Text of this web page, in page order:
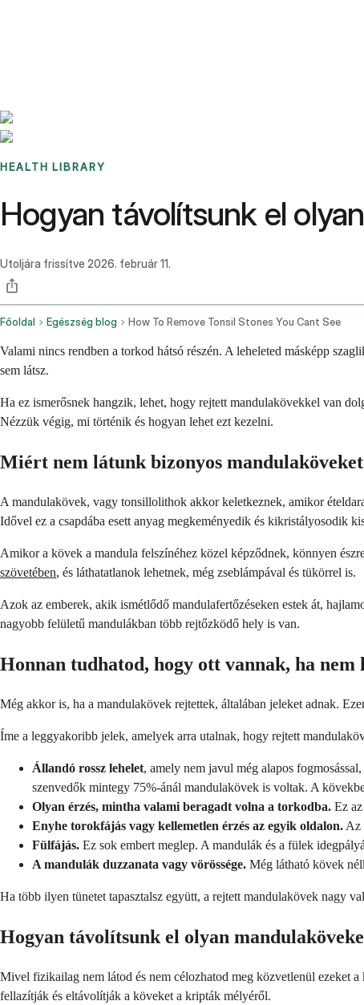
HEALTH LIBRARY
Hogyan távolítsunk el
Utoljára frissítve 2026. február 11.
Főoldal Egészség blog How To Remove Tonsil Stones You Cant See
Valami nincs rendben a torkod hátsó részén. A leheleted másképp
sem látsz.
Ha ez ismerősnek hangzik, lehet, hogy rejtett mandulakövekkel van
Nézzük végig, mi történik és hogyan lehet ezt kezelni.
Miért nem látunk bizonyos
A mandulakövek, vagy tonsillolithok akkor keletkeznek, amikor
Idővel ez a csapdába esett anyag megkeményedik és kikristályosodik
Amikor a kövek a mandula felszínéhez közel képződnek, könnyen
szövetében, és láthatatlanok lehetnek, még zseblámpával és tükörrel is.
Azok az emberek, akik ismétlődő mandulafertőzéseken estek át,
nagyobb felületű mandulákban több rejtőzködő hely is van.
Honnan tudhatod, hogy ott vannak, ha nem
Még akkor is, ha a mandulakövek rejtettek, általában jeleket adnak.
Íme a leggyakoribb jelek, amelyek arra utalnak, hogy rejtett
Állandó rossz lehelet, amely nem javul még alapos
szenvedők mintegy 75%-ánál mandulakövek is voltak. A
Olyan érzés, mintha valami beragadt volna a torkodba. Ez
Enyhe torokfájás vagy kellemetlen érzés az egyik oldalon. Az
Fülfájás. Ez sok embert meglep. A mandulák és a fülek
A mandulák duzzanata vagy vörössége. Még látható kövek
Ha több ilyen tünetet tapasztalsz együtt, a rejtett mandulakövek nagy
Hogyan távolítsunk el olyan
Mivel fizikailag nem látod és nem célozhatod meg közvetlenül ezeket
fellazítják és eltávolítják a köveket a kripták mélyéről.